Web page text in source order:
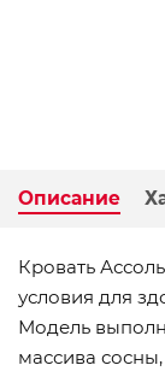
Описание
Кровать
условия для
Модель
массива